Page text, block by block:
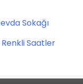
Sokağı
Saatler